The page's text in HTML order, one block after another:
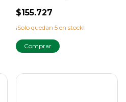
$155.727
¡Solo quedan 5 en stock!